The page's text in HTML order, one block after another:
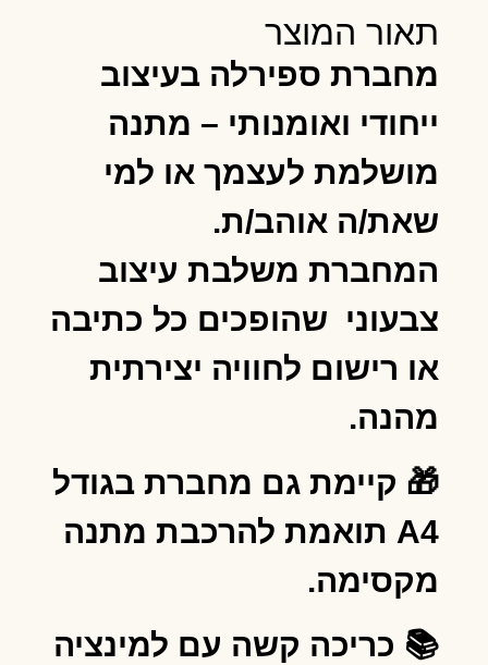
תאור המוצר
מחברת ספירלה בעיצוב
ייחודי ואומנותי – מתנה
מושלמת לעצמך או למי
שאת/ה אוהב/ת.
המחברת משלבת עיצוב
צבעוני שהופכים כל כתיבה
או רישום לחוויה יצירתית
מהנה.
🎁 קיימת גם מחברת בגודל
A4 תואמת להרכבת מתנה
מקסימה.
📚 כריכה קשה עם למינציה